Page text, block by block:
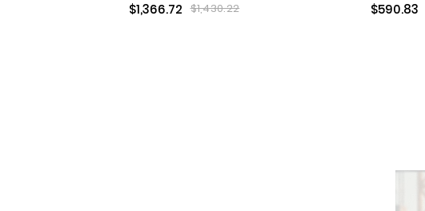
$1,366.72 $1,430.22 $590.83